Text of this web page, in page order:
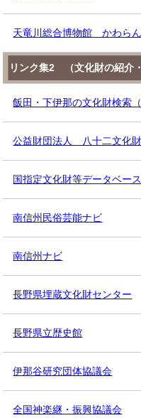
天竜川総合博物館 かわら
リンク集2 （文化財の紹介
飯田・下伊那の文化財検索
公益財団法人 八十二文化財
国指定文化財等データベース
南信州民俗芸能ナビ
南信州ナビ
長野県埋蔵文化財センター
長野県立歴史館
伊那谷研究団体協議会
全国神楽継・振興協議会